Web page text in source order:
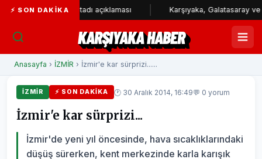
⚡ SON DAKIKAStadı açıklaması Karşıyaka, Galatasaray ve
KARŞIYAKA HABER
Anasayfa › İZMİR › İzmir'e kar sürprizi......
İZMİR ⚡ SON DAKIKA 🕐 30 Aralık 2014, 16:49💬 0 yorum
İzmir'e kar sürprizi...
İzmir'de yeni yıl öncesinde, hava sıcaklıklarındaki
düşüş sürerken, kent merkezinde karla karışık